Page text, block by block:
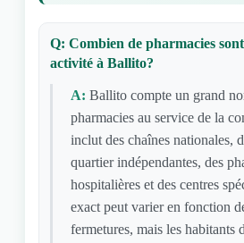
Q: Combien de pharmacies
activité à Ballito?
A: Ballito compte un grand
pharmacies au service de la
inclut des chaînes nationales,
quartier indépendantes, des
hospitalières et des centres
exact peut varier en fonction
fermetures, mais les habitants